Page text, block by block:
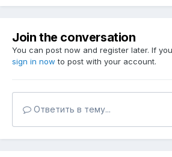
Join the conversation
You can post now and register later. If
sign in now to post with your account.
Ответить в тему...